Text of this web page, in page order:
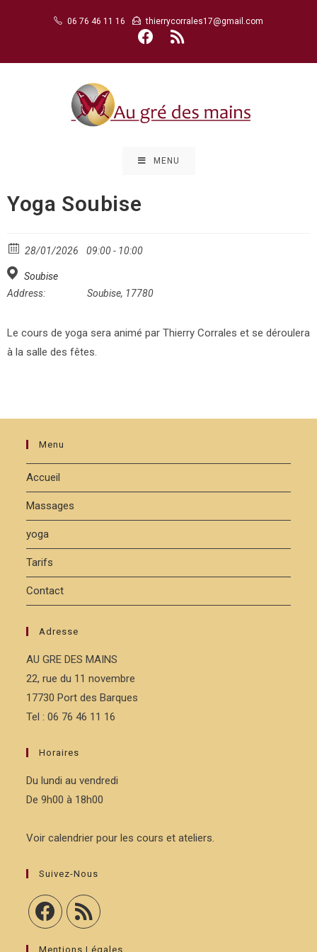
06 76 46 11 16 thierrycorrales17@gmail.com
MENU
Yoga Soubise
28/01/2026 09:00 - 10:00
Soubise
Address:
Soubise, 17780
Le cours de yoga sera animé par Thierry Corrales et se déroulera
à la salle des fêtes.
Menu
Accueil
Massages
yoga
Tarifs
Contact
Adresse
AU GRE DES MAINS
22, rue du 11 novembre
17730 Port des Barques
Tel : 06 76 46 11 16
Horaires
Du lundi au vendredi
De 9h00 à 18h00
Voir calendrier pour les cours et ateliers.
Suivez-Nous
Mentions Légales